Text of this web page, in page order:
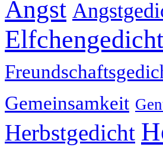
Angst
Elfchengedicht
Gemeinsamkeit
Herbstgedicht